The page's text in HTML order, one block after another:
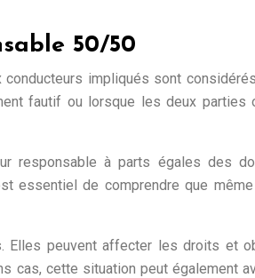
50/50
impliqués sont
fautif ou lorsque les deux parties
responsable à parts égales des
essentiel de comprendre que
Elles peuvent affecter les droits et
cas, cette situation peut également